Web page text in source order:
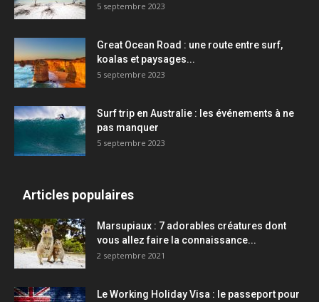
5 septembre 2023
Great Ocean Road : une route entre surf,
koalas et paysages...
5 septembre 2023
Surf trip en Australie : les événements à ne
pas manquer
5 septembre 2023
Articles populaires
Marsupiaux : 7 adorables créatures dont
vous allez faire la connaissance...
2 septembre 2021
Le Working Holiday Visa : le passeport pour